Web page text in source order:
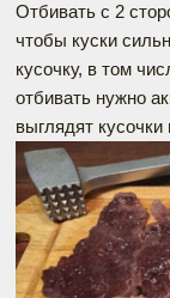
Отбивать с 2
чтобы куски
кусочку, в том
отбивать нужно
выглядят